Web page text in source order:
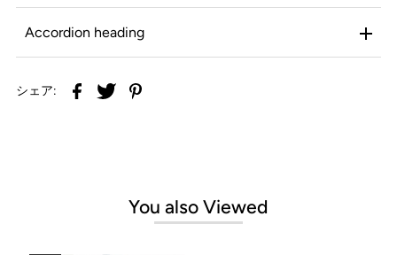
※伸縮性がありますのでおおよその目安とお考えくださ
84% Cotton / コットン、16% Paper Yarn / 分類外繊維
ブランド
ができます
Accordion heading
シェア:
You also Viewed